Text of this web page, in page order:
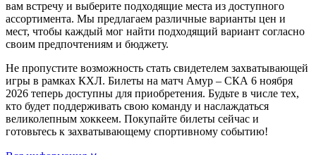
вам встречу и выберите подходящие места из доступного
ассортимента. Мы предлагаем различные варианты цен и
мест, чтобы каждый мог найти подходящий вариант согласно
своим предпочтениям и бюджету.
Не пропустите возможность стать свидетелем захватывающей
игры в рамках КХЛ. Билеты на матч Амур – СКА 6 ноября
2026 теперь доступны для приобретения. Будьте в числе тех,
кто будет поддерживать свою команду и наслаждаться
великолепным хоккеем. Покупайте билеты сейчас и
готовьтесь к захватывающему спортивному событию!